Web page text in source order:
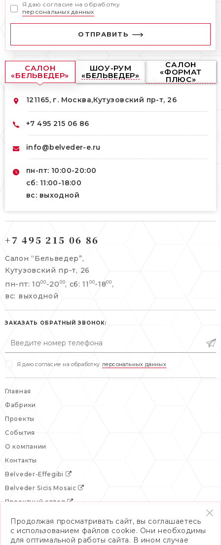
Я даю согласие на обработку
персональных данных
ОТПРАВИТЬ
САЛОН
«БЕЛЬВЕДЕР»
ШОУ-РУМ
«БЕЛЬВЕДЕР»
САЛОН
«ФОРМАТ
ПЛЮС»
121165, г. Москва,Кутузовский пр-т, 26
+7 495 215 06 86
info@belveder-e.ru
пн-пт: 10:00-20:00
сб: 11:00-18:00
вс: выходной
info@belveder-e.ru
пн-пт: 10:00-20:00
сб, вс: выходной
Берсеневский переулок, 3/10с7
+7 495 477 45 43
info@belveder-e.ru
пн-пт: 10:00-19:00
сб: выходной
+7 495 215 06 86
Салон “Бельведер”,
Кутузовский пр-т, 26
пн-пт: 1000 -20 00, сб: 11 00-1800 ,
вс: выходной
ЗАКАЗАТЬ ОБРАТНЫЙ ЗВОНОК:
Я даю согласие на обработку персональных данных
Главная
Фабрики
Проекты
События
О компании
Контакты
Belveder-Effegibi
Belveder Sicis Mosaic
Проектный отдел
Продолжая просматривать сайт, вы соглашаетесь
с использованием файлов cookie. Они необходимы
для оптимальной работы сайта. В ином случае